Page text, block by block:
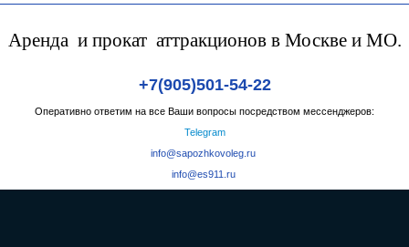
Аренда и прокат аттракционов в Москве и МО.
+7(905)501-54-22
Оперативно ответим на все Ваши вопросы посредством мессенджеров:
Telegram
info@sapozhkovoleg.ru
info@es911.ru